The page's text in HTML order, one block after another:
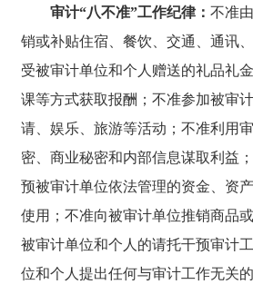
审计“八不准”工作纪律：不准
销或补贴住宿、餐饮、交通、通讯
受被审计单位和个人赠送的礼品礼
课等方式获取报酬；不准参加被审
请、娱乐、旅游等活动；不准利用
密、商业秘密和内部信息谋取利益
预被审计单位依法管理的资金、资
使用；不准向被审计单位推销商品
被审计单位和个人的请托干预审计
位和个人提出任何与审计工作无关的